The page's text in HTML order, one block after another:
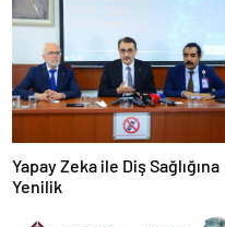
Yapay Zeka ile Diş Sağlığına
Yenilik